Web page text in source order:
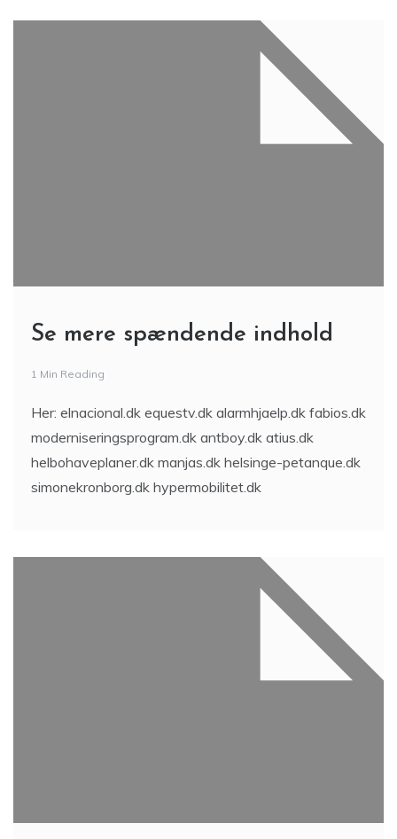
Se mere spændende indhold
1 Min Reading
Her: elnacional.dk equestv.dk alarmhjaelp.dk fabios.dk
moderniseringsprogram.dk antboy.dk atius.dk
helbohaveplaner.dk manjas.dk helsinge-petanque.dk
simonekronborg.dk hypermobilitet.dk